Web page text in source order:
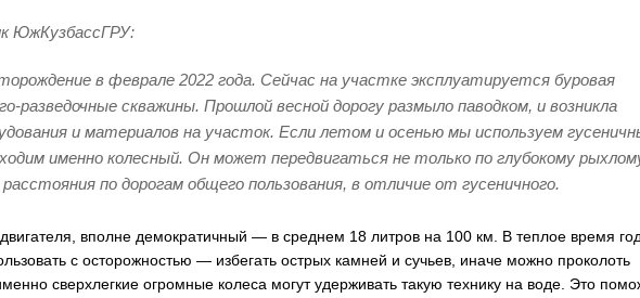
ЮжКузбассГРУ:
в феврале 2022 года. Сейчас на участке эксплуатируется буровая
разведочные скважины. Прошлой весной дорогу размыло паводком, и возникла
и материалов на участок. Если летом и осенью мы используем
именно колесный. Он может передвигаться не только по глубокому
по дорогам общего пользования, в отличие от гусеничного.
вполне демократичный — в среднем 18 литров на 100 км. В теплое время
с осторожностью — избегать острых камней и сучьев, иначе можно проколоть
сверхлегкие огромные колеса могут удерживать такую технику на воде. Это